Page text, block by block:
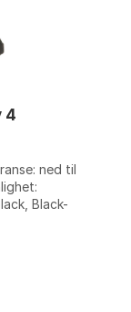
4
ned til
Black-